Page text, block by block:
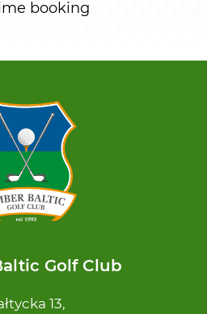
booking
Golf Club
13,